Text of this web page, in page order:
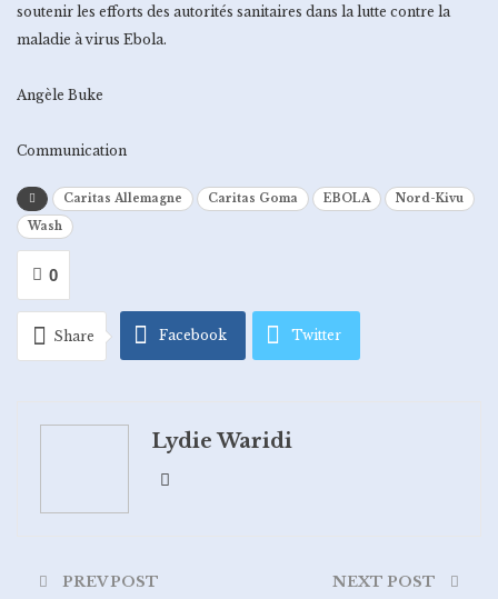
soutenir les efforts des autorités sanitaires dans la lutte contre la
maladie à virus Ebola.
Angèle Buke
Communication
Caritas Allemagne Caritas Goma EBOLA
Nord-Kivu
Wash
0
Share Facebook Twitter
Pinterest
Lydie Waridi
PREV POST NEXT POST